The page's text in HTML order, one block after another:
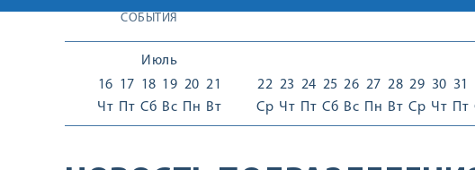
СОБЫТИЯ
Июль
16
Чт
17
Пт
18
Сб
19
Вс
20
Пн
21
Вт
22
Ср
23
Чт
24
Пт
25
Сб
26
Вс
27
Пн
28
Вт
29
Ср
30
Чт
31
Пт